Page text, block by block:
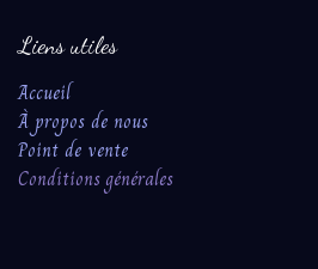
Liens utiles
Accueil
À propos de nous
Point de vente
Conditions ​génér​ales​